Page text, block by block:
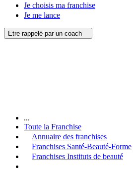
Je choisis ma franchise
Je me lance
Etre rappelé par un coach
...
Toute la Franchise
Annuaire des franchises
Franchises Santé-Beauté-Forme
Franchises Instituts de beauté